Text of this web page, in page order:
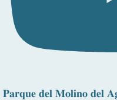
𝐏𝐚𝐫𝐪𝐮𝐞 𝐝𝐞𝐥 𝐌𝐨𝐥𝐢𝐧𝐨